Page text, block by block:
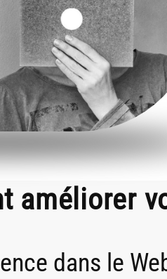
améliorer
dans le